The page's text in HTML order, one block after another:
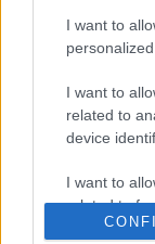
I want to
I want to
related to
device
I want to
related to
amikor
hadai a várat
egy szakaszát
hősiesen
elvonulás
században
"elrontásáról"
az egyik